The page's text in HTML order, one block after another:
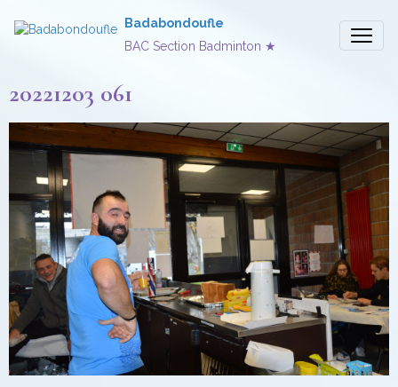
Badabondoufle
BAC Section Badminton ★
20221203 061